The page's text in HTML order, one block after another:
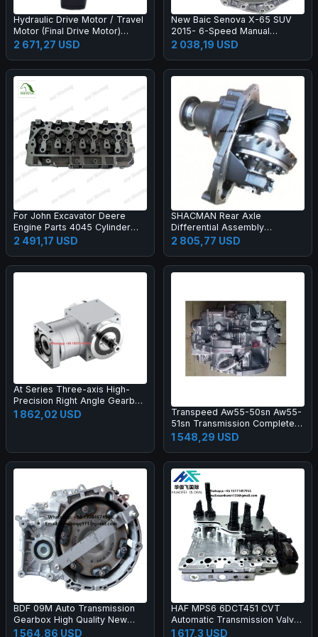
Hydraulic Drive Motor / Travel
Motor (Final Drive Motor)
7253517 7001046 for Skid
Steer Loader Compact Track
2 671,27 USD
New Baic Senova X-65 SUV
2015- 6-Speed Manual
Transmission Gearbox
Assembly Kit L00200007
2 038,19 USD
For John Excavator Deere
Engine Parts 4045 Cylinder
Head
2 491,17 USD
SHACMAN Rear Axle
Differential Assembly
81.35100.6428
2 805,77 USD
At Series Three-axis High-
Precision Right Angle Gearbox
with Spiral Bevel Gear for
Machinery Farm Industry
1 862,02 USD
Transpeed Aw55-50sn Aw55-
51sn Transmission Complete
Gearbox
1 548,29 USD
BDF 09M Auto Transmission
Gearbox High Quality New
Gear Boxes Transmission
1 564,86 USD
HAF MPS6 6DCT451 CVT
Automatic Transmission Valve
Body Control Module Unit
1 617,3 USD